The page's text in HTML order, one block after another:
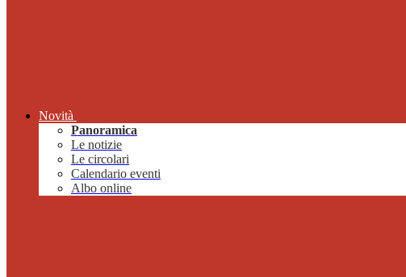
Novità
Panoramica
Le notizie
Le circolari
Calendario eventi
Albo online